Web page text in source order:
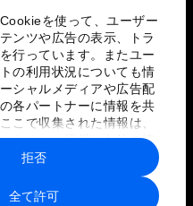
を使って、ユーザー
ンツや広告の表示、トラ
行っています。またユー
の利用状況についても情
シャルメディアや広告配
各パートナーに情報を共
こで収集された情報は、
トナーに提供した他の情
のサービスを使用した際
と組み合わされ、各パー
用されることがありま
全て許可
拒否